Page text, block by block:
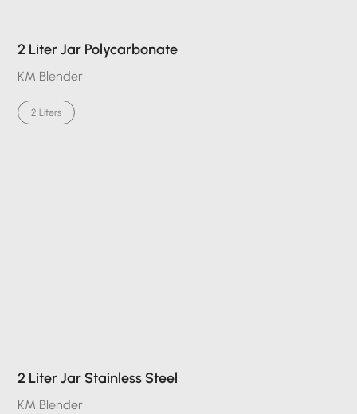
2 Liter Jar Polycarbonate
KM Blender
2 Liters
2 Liter Jar Stainless Steel
KM Blender